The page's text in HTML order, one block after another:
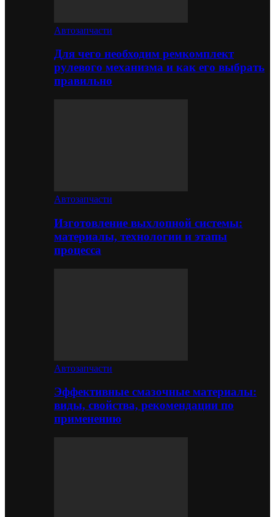
Автозапчасти
Для чего необходим ремкомплект
рулевого механизма и как его выбрать
правильно
Автозапчасти
Изготовление выхлопной системы:
материалы, технологии и этапы
процесса
Автозапчасти
Эффективные смазочные материалы:
виды, свойства, рекомендации по
применению